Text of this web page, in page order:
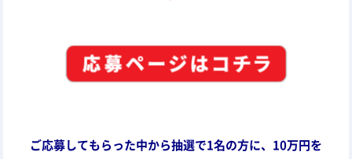
ご応募してもらった中から抽選で1名の方に、10万円を